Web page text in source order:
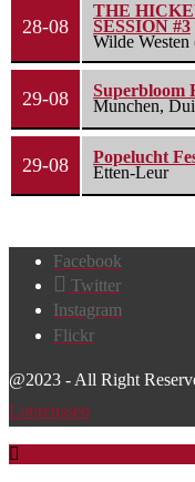
28-08
THE
SESSION #3
Wilde
29-08
Superbloom
Munchen,
29-08
Popelucht
Etten-Leur
Facebook
Twitter
Instagram
Flickr
@2023 - All Right
Lourenssen